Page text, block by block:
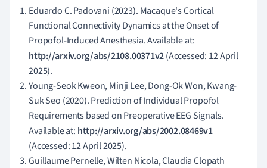
Eduardo C. Padovani (2023). Macaque's Cortical
Functional Connectivity Dynamics at the Onset of
Propofol-Induced Anesthesia. Available at:
http://arxiv.org/abs/2108.00371v2(Accessed: 12 April
2025).
Young-Seok Kweon, Minji Lee, Dong-Ok Won, Kwang-
Suk Seo (2020). Prediction of Individual Propofol
Requirements based on Preoperative EEG Signals.
Available at: http://arxiv.org/abs/2002.08469v1
(Accessed: 12 April 2025).
Guillaume Pernelle, Wilten Nicola, Claudia Clopath